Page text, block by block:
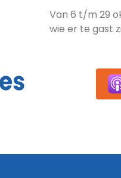
Van 6 t/m 29
wie er te gast